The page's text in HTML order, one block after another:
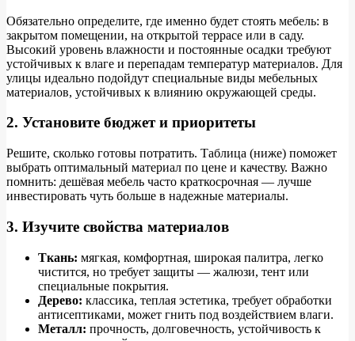
Обязательно определите, где именно будет стоять мебель: в
закрытом помещении, на открытой террасе или в саду.
Высокий уровень влажности и постоянные осадки требуют
устойчивых к влаге и перепадам температур материалов. Для
улицы идеально подойдут специальные виды мебельных
материалов, устойчивых к влиянию окружающей среды.
2. Установите бюджет и приоритеты
Решите, сколько готовы потратить. Таблица (ниже) поможет
выбрать оптимальный материал по цене и качеству. Важно
помнить: дешёвая мебель часто краткосрочная — лучше
инвестировать чуть больше в надежные материалы.
3. Изучите свойства материалов
Ткань: мягкая, комфортная, широкая палитра, легко
чистится, но требует защиты — жалюзи, тент или
специальные покрытия.
Дерево: классика, теплая эстетика, требует обработки
антисептиками, может гнить под воздействием влаги.
Металл: прочность, долговечность, устойчивость к